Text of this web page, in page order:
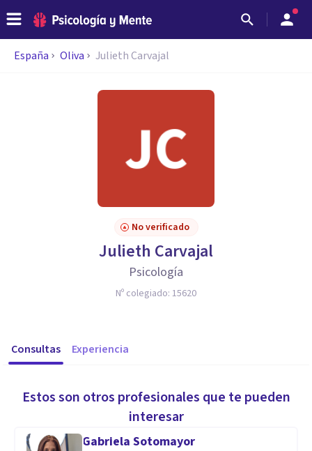
España Oliva Julieth Carvajal
No verificado
Julieth Carvajal
Psicología
Nº colegiado: 15620
Consultas Experiencia
Estos son otros profesionales que te pueden
interesar
Gabriela Sotomayor